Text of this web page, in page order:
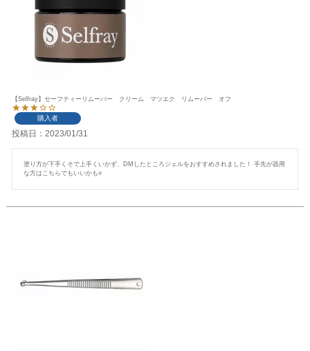
【Selfray】セーフティーリムーバー クリーム マツエク リムーバー オフ
購入者
投稿日 2023/01/31
塗り方が下手くそで上手くいかず、DMしたところジェルをおすすめされました！ 手先が器用
な方はこちらでもいいかも○